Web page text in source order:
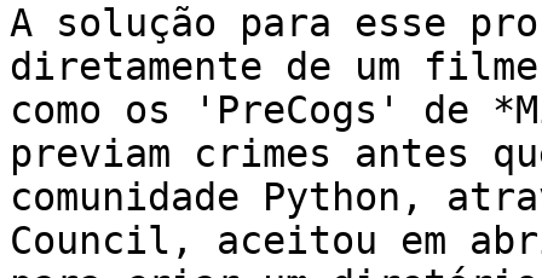
A solução para esse
diretamente de um
como os 'PreCogs' de
previam crimes antes
comunidade Python,
Council, aceitou em